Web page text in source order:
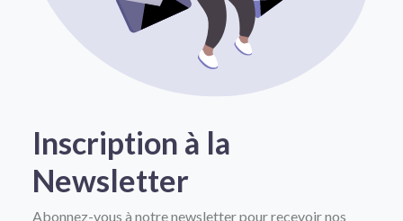
Inscription à la
Newsletter
Abonnez-vous à notre newsletter pour recevoir nos